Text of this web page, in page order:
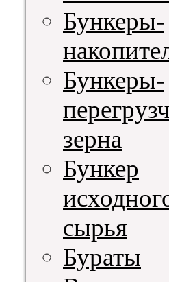
Бункеры-
Бункеры-
зерна
Бункер
сырья
Бураты